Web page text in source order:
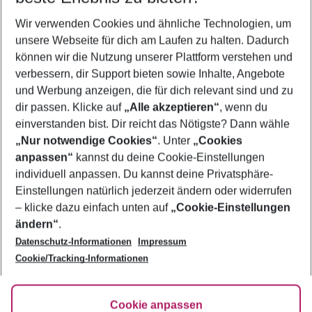
2 Erwachsene Keine Kinder
Mehr Filter anzeigen
Footer
Footer navigation
Über uns
AGB
Bestpreisgarantie
Cookie-Einstellungen ändern
Cookie-Richtlinie
Agenturbetreuung
Barrierefreies Reisen
FAQ
HanseMerkur Reiseversicherung
Folge uns
Wir verwenden Cookies und ähnliche Technologien, um
unsere Webseite für dich am Laufen zu halten. Dadurch
können wir die Nutzung unserer Plattform verstehen und
verbessern, dir Support bieten sowie Inhalte, Angebote
und Werbung anzeigen, die für dich relevant sind und zu
dir passen. Klicke auf „Alle akzeptieren“, wenn du
einverstanden bist. Dir reicht das Nötigste? Dann wähle
„Nur notwendige Cookies“. Unter „Cookies
anpassen“ kannst du deine Cookie-Einstellungen
individuell anpassen. Du kannst deine Privatsphäre-
Einstellungen natürlich jederzeit ändern oder widerrufen
– klicke dazu einfach unten auf „Cookie-Einstellungen
ändern“.
Datenschutz-Informationen
Impressum
Cookie/Tracking-Informationen
Cookie anpassen